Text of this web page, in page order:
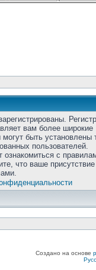
вам более широкие
быть установлены
пользователей.
ознакомиться с
что ваше
Создано на основе